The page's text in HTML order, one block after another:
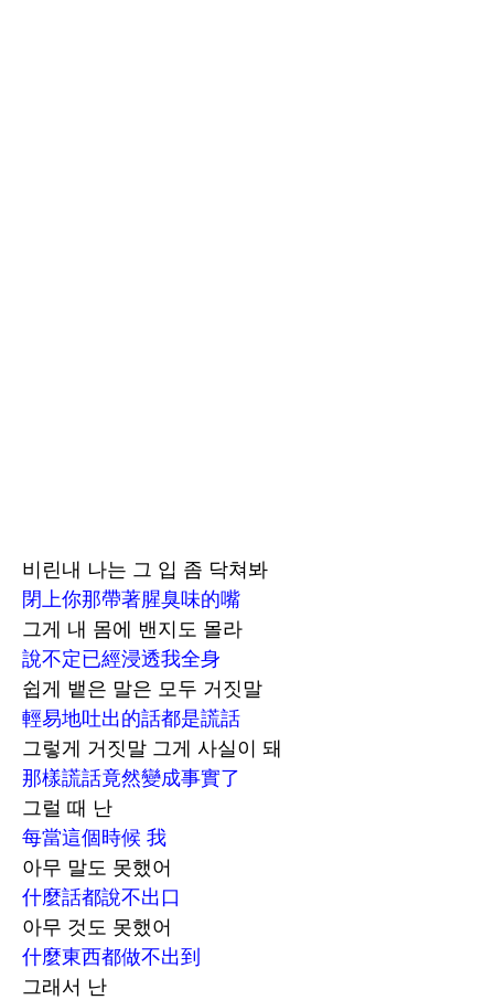
비린내 나는 그 입 좀 닥쳐봐
閉上你那帶著腥臭味的嘴
그게 내 몸에 밴지도 몰라
說不定已經浸透我全身
쉽게 뱉은 말은 모두 거짓말
輕易地吐出的話都是謊話
그렇게 거짓말 그게 사실이 돼
那樣謊話竟然變成事實了
그럴 때 난
每當這個時候 我
아무 말도 못했어
什麼話都說不出口
아무 것도 못했어
什麼東西都做不出到
그래서 난